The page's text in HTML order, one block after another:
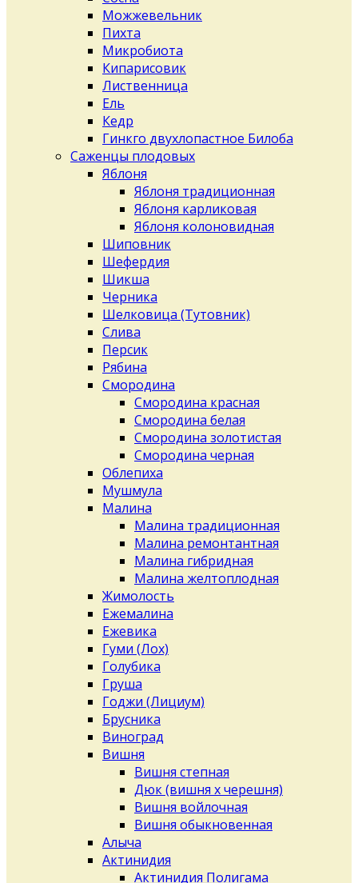
Можжевельник
Пихта
Микробиота
Кипарисовик
Лиственница
Ель
Кедр
Гинкго двухлопастное Билоба
Саженцы плодовых
Яблоня
Яблоня традиционная
Яблоня карликовая
Яблоня колоновидная
Шиповник
Шефердия
Шикша
Черника
Шелковица (Тутовник)
Слива
Персик
Рябина
Смородина
Смородина красная
Смородина белая
Смородина золотистая
Смородина черная
Облепиха
Мушмула
Малина
Малина традиционная
Малина ремонтантная
Малина гибридная
Малина желтоплодная
Жимолость
Ежемалина
Ежевика
Гуми (Лох)
Голубика
Груша
Годжи (Лициум)
Брусника
Виноград
Вишня
Вишня степная
Дюк (вишня х черешня)
Вишня войлочная
Вишня обыкновенная
Алыча
Актинидия
Актинидия Полигама